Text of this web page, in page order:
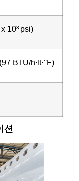
10³ psi)
BTU/h·ft·°F)
션